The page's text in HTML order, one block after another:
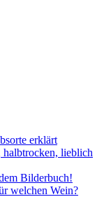
erklärt
halbtrocken, lieblich
Bilderbuch!
welchen Wein?